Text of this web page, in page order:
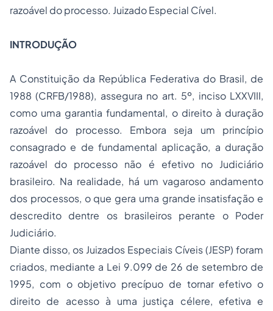
razoável do processo. Juizado Especial Cível.
INTRODUÇÃO
A Constituição da República Federativa do Brasil, de
1988 (CRFB/1988), assegura no art. 5º, inciso LXXVIII,
como uma garantia fundamental, o direito à duração
razoável do processo. Embora seja um princípio
consagrado e de fundamental aplicação, a duração
razoável do processo não é efetivo no Judiciário
brasileiro. Na realidade, há um vagaroso andamento
dos processos, o que gera uma grande insatisfação e
descredito dentre os brasileiros perante o Poder
Judiciário.
Diante disso, os Juizados Especiais Cíveis (JESP) foram
criados, mediante a Lei 9.099 de 26 de setembro de
1995, com o objetivo precípuo de tornar efetivo o
direito de acesso à uma justiça célere, efetiva e